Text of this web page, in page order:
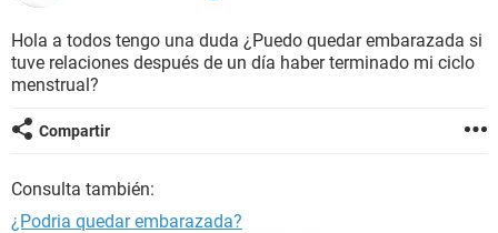
BIENESTAR
Hola a todos tengo una duda ¿Puedo quedar embarazada si
tuve relaciones después de un día haber terminado mi ciclo
menstrual?
Compartir
Consulta también:
¿Podria quedar embarazada?